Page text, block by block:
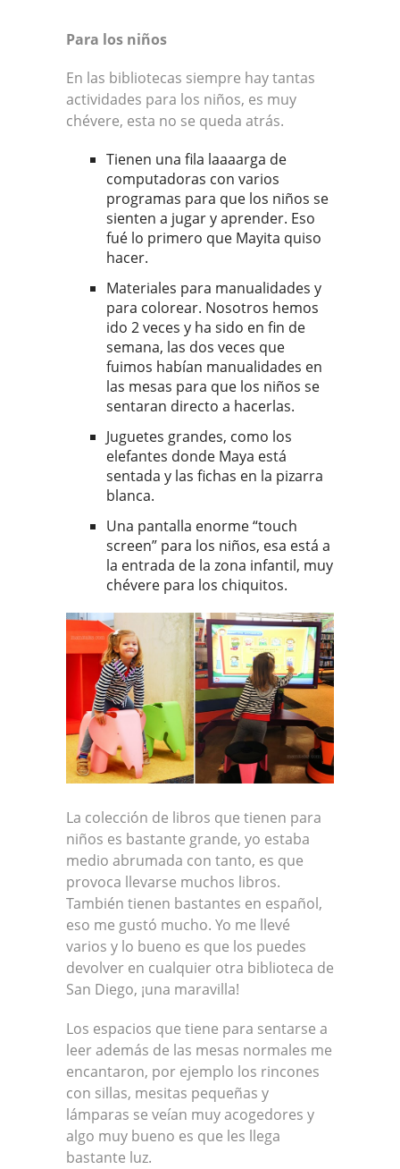
Para los niños
En las bibliotecas siempre hay tantas
actividades para los niños, es muy
chévere, esta no se queda atrás.
Tienen una fila laaaarga de
computadoras con varios
programas para que los niños se
sienten a jugar y aprender. Eso
fué lo primero que Mayita quiso
hacer.
Materiales para manualidades y
para colorear. Nosotros hemos
ido 2 veces y ha sido en fin de
semana, las dos veces que
fuimos habían manualidades en
las mesas para que los niños se
sentaran directo a hacerlas.
Juguetes grandes, como los
elefantes donde Maya está
sentada y las fichas en la pizarra
blanca.
Una pantalla enorme “touch
screen” para los niños, esa está a
la entrada de la zona infantil, muy
chévere para los chiquitos.
La colección de libros que tienen para
niños es bastante grande, yo estaba
medio abrumada con tanto, es que
provoca llevarse muchos libros.
También tienen bastantes en español,
eso me gustó mucho. Yo me llevé
varios y lo bueno es que los puedes
devolver en cualquier otra biblioteca de
San Diego, ¡una maravilla!
Los espacios que tiene para sentarse a
leer además de las mesas normales me
encantaron, por ejemplo los rincones
con sillas, mesitas pequeñas y
lámparas se veían muy acogedores y
algo muy bueno es que les llega
bastante luz.